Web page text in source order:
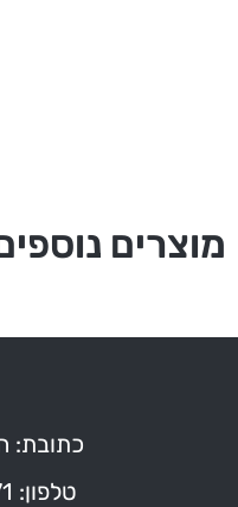
מוצרים
כתובת: הבנאי
טלפון: 050-5721971